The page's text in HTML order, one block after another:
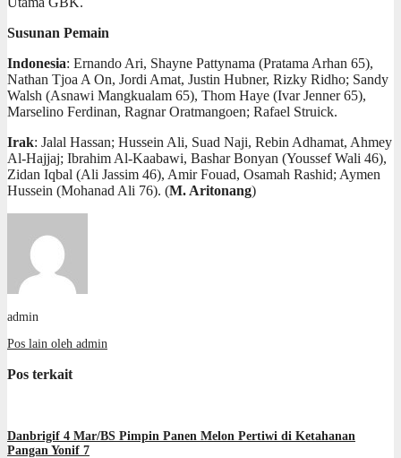
Susunan Pemain
Indonesia: Ernando Ari, Shayne Pattynama (Pratama Arhan 65),
Nathan Tjoa A On, Jordi Amat, Justin Hubner, Rizky Ridho; Sandy
Walsh (Asnawi Mangkualam 65), Thom Haye (Ivar Jenner 65),
Marselino Ferdinan, Ragnar Oratmangoen; Rafael Struick.
Irak: Jalal Hassan; Hussein Ali, Suad Naji, Rebin Adhamat, Ahmey
Al-Hajjaj; Ibrahim Al-Kaabawi, Bashar Bonyan (Youssef Wali 46),
Zidan Iqbal (Ali Jassim 46), Amir Fouad, Osamah Rashid; Aymen
Hussein (Mohanad Ali 76). (M. Aritonang)
admin
Pos lain oleh admin
Pos terkait
‎Danbrigif 4 Mar/BS Pimpin Panen Melon Pertiwi di Ketahanan
Pangan Yonif 7